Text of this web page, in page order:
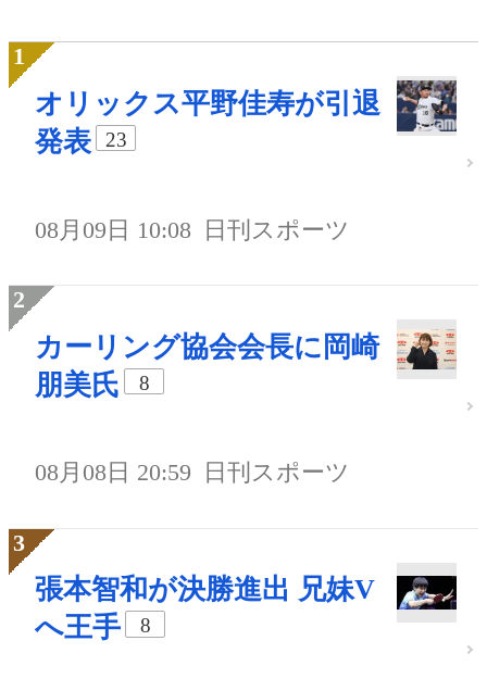
オリックス平野佳寿が引退
発表
23
08月09日 10:08 日刊スポーツ
カーリング協会会長に岡崎
朋美氏
8
08月08日 20:59 日刊スポーツ
張本智和が決勝進出 兄妹V
へ王手
8